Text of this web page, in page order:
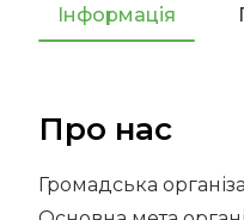
Інформація
Про нас
Громадська